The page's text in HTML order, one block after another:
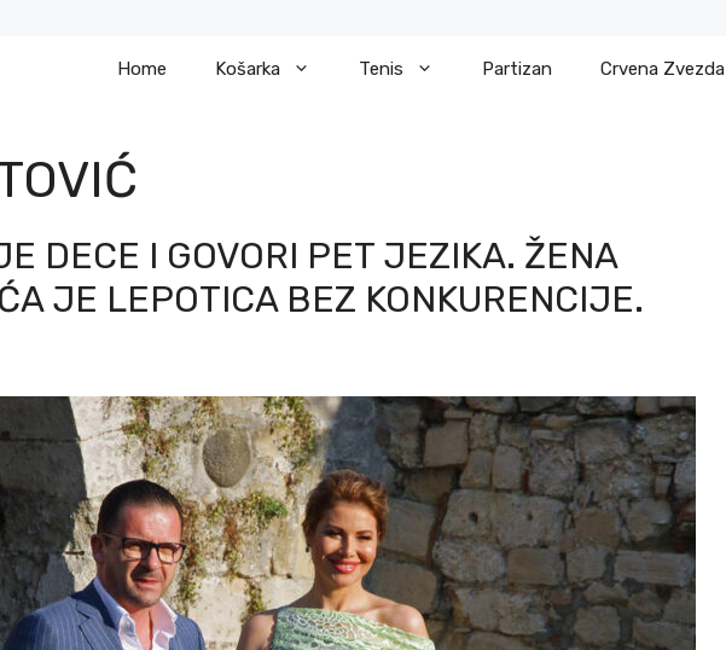
Home Košarka Tenis Partizan Crvena Zvezda
DECE I GOVORI PET JEZIKA. ŽENA
JE LEPOTICA BEZ KONKURENCIJE.